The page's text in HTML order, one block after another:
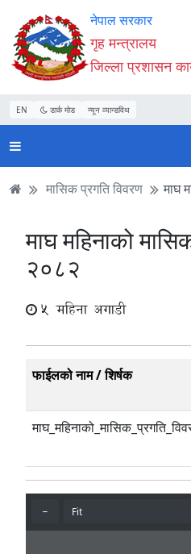
Accessibility
Mode
सुरु
गर्नुहोस्
सामाग्री
पढ्नुहाेस्
नेभिगेसन
पढ्नुहाेस्
वेबसाइट
खोजमा
जानुहोस्
नेपाल सरकार
गृह मन्त्रालय
जिल्ला प्रशासन
EN डार्क मोड न्यून व्यान्डविथ
मासिक प्रगति विवरण माघ
माघ महिनाको
२०८२
5 महिना अगाडी
फाईलको नाम / शिर्षक